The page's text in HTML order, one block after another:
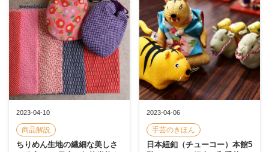
2023-04-10
商品解説
ちりめん生地の繊細な美しさ
2023-04-06
手芸のきほん
日本紐釦（チューコー）本館5